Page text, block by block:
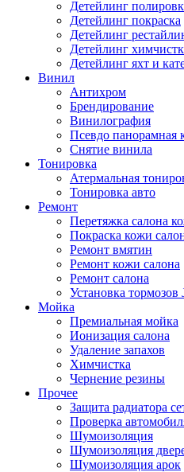
Детейлинг
Детейлинг покраска
Детейлинг
Детейлинг
Детейлинг яхт и
Винил
Антихром
Брендирование
Винилография
Псевдо панорамная
Снятие винила
Тонировка
Атермальная
Тонировка авто
Ремонт
Перетяжка салона
Покраска кожи
Ремонт вмятин
Ремонт кожи салона
Ремонт салона
Установка тормозов
Мойка
Премиальная мойка
Ионизация салона
Удаление запахов
Химчистка
Чернение резины
Прочее
Защита радиатора
Проверка
Шумоизоляция
Шумоизоляция
Шумоизоляция арок